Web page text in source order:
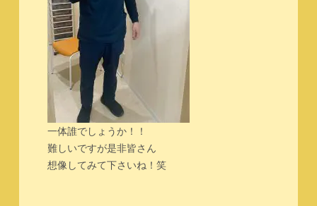
一体誰でしょうか！！
難しいですが是非皆さん
想像してみて下さいね！笑